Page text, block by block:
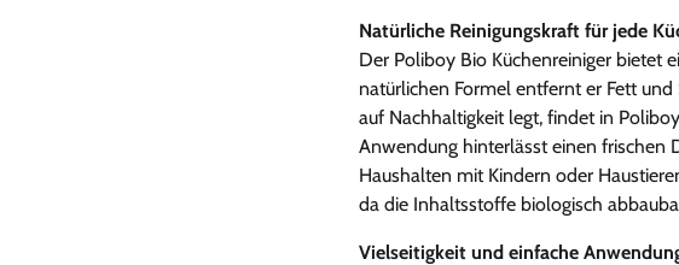
Natürliche Reinigungskraft für jede
Der Poliboy Bio Küchenreiniger bietet
natürlichen Formel entfernt er Fett
auf Nachhaltigkeit legt, findet in
Anwendung hinterlässt einen frischen
Haushalten mit Kindern oder
da die Inhaltsstoffe biologisch
Vielseitigkeit und einfache